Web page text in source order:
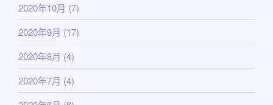
2020年10月 (7)
2020年9月 (17)
2020年8月 (4)
2020年7月 (4)